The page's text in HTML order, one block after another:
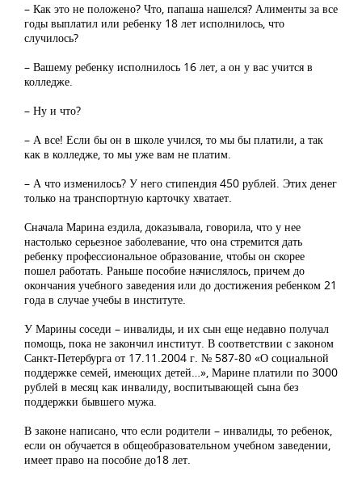
– Как это не положено? Что, папаша нашелся? Алименты за все
годы выплатил или ребенку 18 лет исполнилось, что
случилось?
– Вашему ребенку исполнилось 16 лет, а он у вас учится в
колледже.
– Ну и что?
– А все! Если бы он в школе учился, то мы бы платили, а так
как в колледже, то мы уже вам не платим.
– А что изменилось? У него стипендия 450 рублей. Этих денег
только на транспортную карточку хватает.
Сначала Марина ездила, доказывала, говорила, что у нее
настолько серьезное заболевание, что она стремится дать
ребенку профессиональное образование, чтобы он скорее
пошел работать. Раньше пособие начислялось, причем до
окончания учебного заведения или до достижения ребенком 21
года в случае учебы в институте.
У Марины соседи – инвалиды, и их сын еще недавно получал
помощь, пока не закончил институт. В соответствии с законом
Санкт-Петербурга от 17.11.2004 г. № 587-80 «О социальной
поддержке семей, имеющих детей…», Марине платили по 3000
рублей в месяц как инвалиду, воспитывающей сына без
поддержки бывшего мужа.
В законе написано, что если родители – инвалиды, то ребенок,
если он обучается в общеобразовательном учебном заведении,
имеет право на пособие до18 лет.